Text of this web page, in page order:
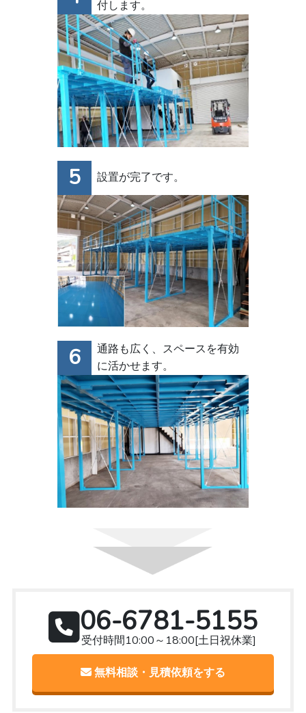
付します。
設置が完了です。
通路も広く、スペースを有効
に活かせます。
06-6781-5155
受付時間10:00～18:00[土日祝休業]
無料相談・見積依頼をする